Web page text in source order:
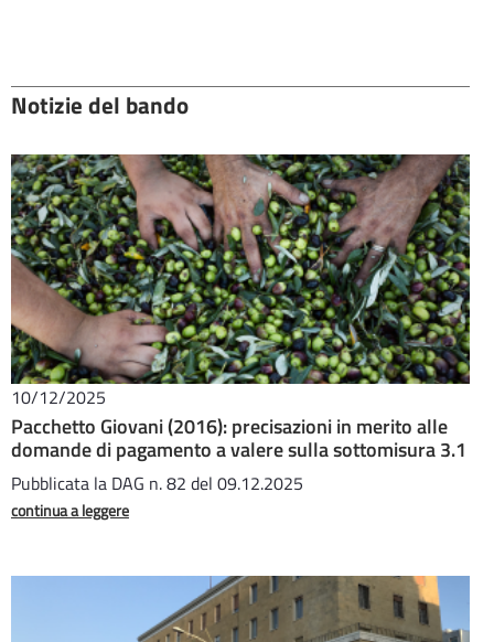
Notizie del bando
10/12/2025
Pacchetto Giovani (2016): precisazioni in merito alle
domande di pagamento a valere sulla sottomisura 3.1
Pubblicata la DAG n. 82 del 09.12.2025
continua a leggere